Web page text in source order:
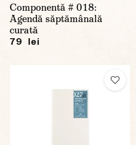
Componentă # 018:
Agendă săptămânală
curată
79 lei